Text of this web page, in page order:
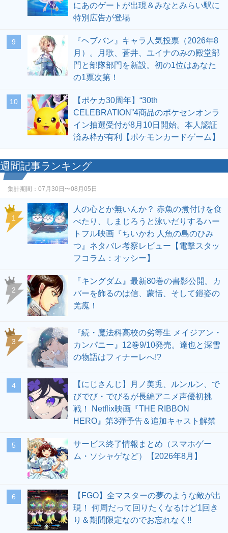
にあのゲートが出現＆みなとみらい駅に
特別広告が登場
9
『ヘブバン』キャラ人気投票（2026年8
月）。月歌、蒼井、ユイナのみの殿堂部
門と部隊部門を新設。初の1位はあなた
の1票次第！
10
【ポケカ30周年】“30th
CELEBRATION”4商品のポケセンオンラ
イン抽選受付が8月10日開始。本人認証
済み枠が有利【ポケモンカードゲーム】
週間記事ランキング
集計期間： 07月30日〜08月05日
1
人の心とか無いんか？ 赤魚の煮付けを食
べたり、しまじろうと泳いだりするハー
トフル映画『ちいかわ 人魚の島のひみ
つ』ネタバレ考察レビュー【電撃スタッ
フコラム：オッシー】
2
『キングダム』最新80巻の書影公開。カ
バーを飾るのは信、蒙恬、そして鎧姿の
羌瘣！
3
『続・魔法科高校の劣等生 メイジアン・
カンパニー』12巻9/10発売。達也と深雪
の物語はフィナーレへ!?
4
【にじさんじ】月ノ美兎、ルンルン、で
びでび・でびるが長編アニメ声優初挑
戦！ Netflix映画『THE RIBBON
HERO』第3弾予告＆追加キャスト解禁
5
サービス終了情報まとめ（スマホゲー
ム・ソシャゲなど）【2026年8月】
6
【FGO】全マスターの夢のような敵が出
現！ 何周だって回りたくなるけど1回き
り＆期間限定なのでお忘れなく!!